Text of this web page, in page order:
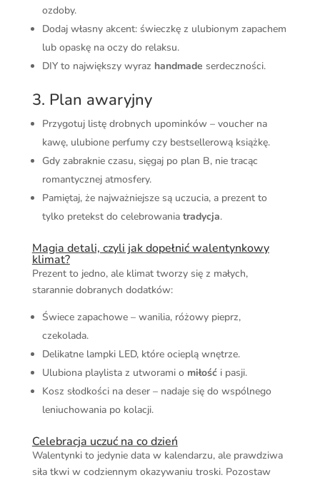
ozdoby.
Dodaj własny akcent: świeczkę z ulubionym zapachem
lub opaskę na oczy do relaksu.
DIY to największy wyraz handmade serdeczności.
3. Plan awaryjny
Przygotuj listę drobnych upominków – voucher na
kawę, ulubione perfumy czy bestsellerową książkę.
Gdy zabraknie czasu, sięgaj po plan B, nie tracąc
romantycznej atmosfery.
Pamiętaj, że najważniejsze są uczucia, a prezent to
tylko pretekst do celebrowania tradycja.
Magia detali, czyli jak dopełnić walentynkowy
klimat?
Prezent to jedno, ale klimat tworzy się z małych,
starannie dobranych dodatków:
Świece zapachowe – wanilia, różowy pieprz,
czekolada.
Delikatne lampki LED, które ocieplą wnętrze.
Ulubiona playlista z utworami o miłośći pasji.
Kosz słodkości na deser – nadaje się do wspólnego
leniuchowania po kolacji.
Celebracja uczuć na co dzień
Walentynki to jedynie data w kalendarzu, ale prawdziwa
siła tkwi w codziennym okazywaniu troski. Pozostaw